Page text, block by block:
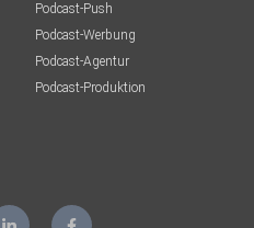
Podcast-Push
Podcast-Werbung
Podcast-Agentur
Podcast-Produktion